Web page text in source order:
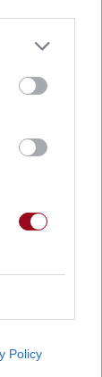
Policy
Vidéos